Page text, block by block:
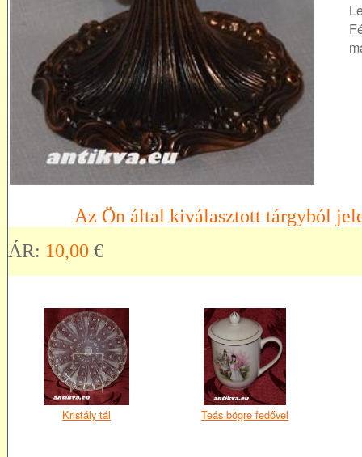
Az Ön által kiválasztott tárgyból
ÁR: 10,00 €
Kristály tál Teás bögre fedővel